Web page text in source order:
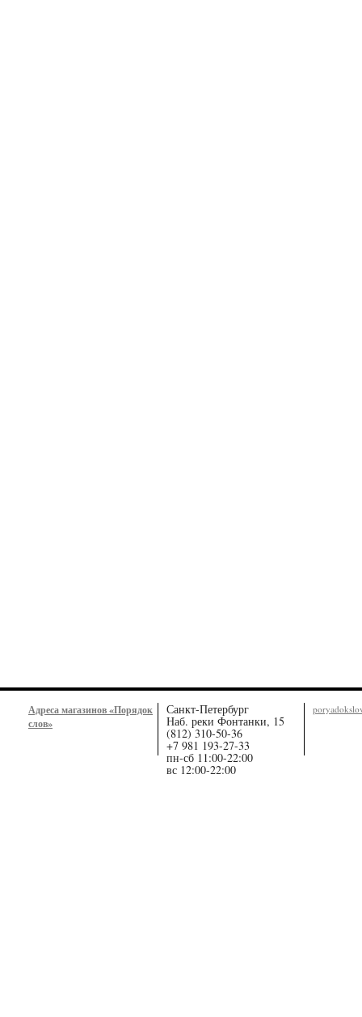
Адреса магазинов «Порядок
слов»
Санкт-Петербург
Наб. реки Фонтанки, 15
(812) 310-50-36
+7 981 193-27-33
пн-сб 11:00-22:00
вс 12:00-22:00